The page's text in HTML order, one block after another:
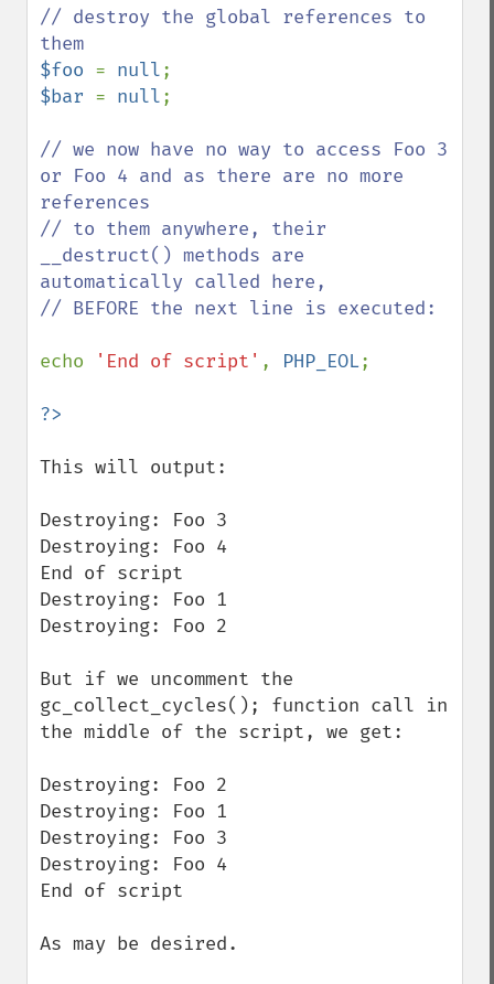
// destroy the global references to
$foo = null
$bar = null;
// we now have no way to access Foo 3
or Foo 4 and as there are no more
references
// to them anywhere, their
__destruct() methods are
automatically called here,
// BEFORE the next line is executed:
echo 'End of script' , PHP_EOL;
This will output:
Destroying: Foo 3
Destroying: Foo 4
End of script
Destroying: Foo 1
Destroying: Foo 2
But if we uncomment the
gc_collect_cycles(); function call in
the middle of the script, we get:
Destroying: Foo 2
Destroying: Foo 1
Destroying: Foo 3
Destroying: Foo 4
End of script
As may be desired.